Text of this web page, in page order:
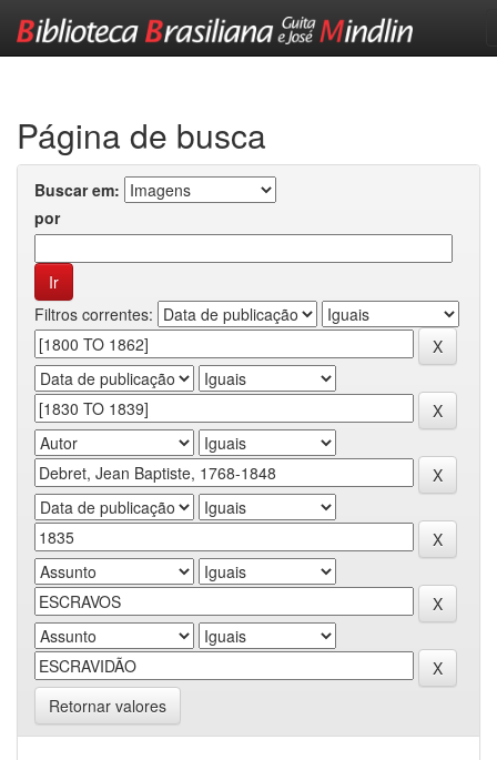
Página de busca
Buscar em:
por
Filtros correntes:
Retornar valores